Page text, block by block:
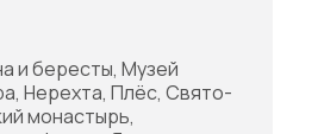
и бересты, Музей
Нерехта, Плёс, Свято-
монастырь,